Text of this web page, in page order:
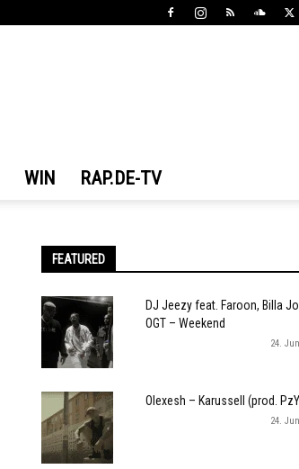
WIN RAP.DE-TV
FEATURED
DJ Jeezy feat. Faroon, Billa
OGT – Weekend
24.
Olexesh – Karussell (prod.
24.